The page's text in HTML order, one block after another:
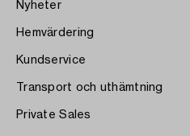
Nyheter
Hemvärdering
Kundservice
Transport och uthämtning
Private Sales